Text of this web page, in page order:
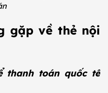
gặp về thẻ nội
thanh toán quốc tế